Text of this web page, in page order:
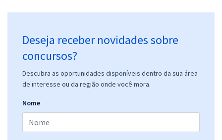
Deseja receber novidades sobre
concursos?
Descubra as oportunidades disponíveis dentro da sua área
de interesse ou da região onde você mora.
Nome